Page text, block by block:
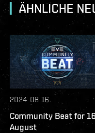
ÄHNLICHE
2024-08-16
Community Beat for
August